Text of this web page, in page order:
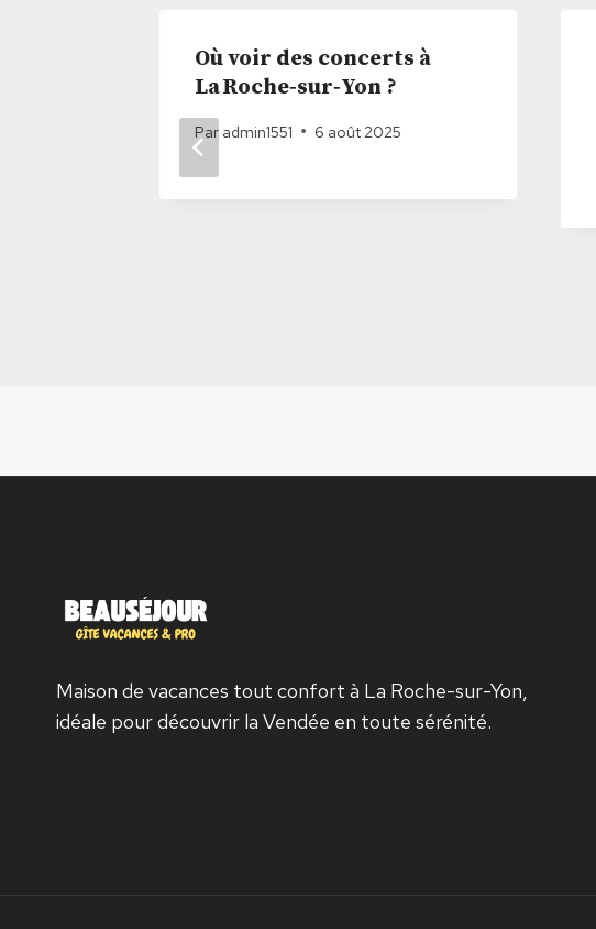
Où voir des concerts à
La Roche‑sur‑Yon ?
Par admin1551 6 août 2025
Maison de vacances tout confort à La Roche-sur-Yon,
idéale pour découvrir la Vendée en toute sérénité.